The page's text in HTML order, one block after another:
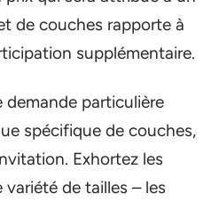
de couches rapporte à
supplémentaire.
demande particulière
spécifique de couches,
Exhortez les
de tailles – les